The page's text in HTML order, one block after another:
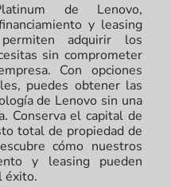
de Lenovo,
y leasing
adquirir los
sin comprometer
Con opciones
puedes obtener las
de Lenovo sin una
Conserva el capital de
total de propiedad de
cómo nuestros
y leasing pueden
éxito.